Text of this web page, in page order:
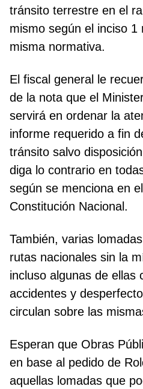
tránsito terrestre en el
mismo según el inciso 1
misma normativa.
El fiscal general le
de la nota que el
servirá en ordenar la
informe requerido a fin
tránsito salvo
diga lo contrario en
según se menciona en
Constitución Nacional.
También, varias
rutas nacionales sin la
incluso algunas de ellas
accidentes y
circulan sobre las
Esperan que Obras
en base al pedido de
aquellas lomadas que